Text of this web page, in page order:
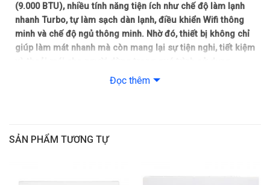
Chế độ gió: Điều khiển lên xuống tự động, trái phải tùy chỉnh
tay
Tiện ích
Tính năng: Chế độ ngủ ngon, Điều khiển bằng điện thoại qua
Kiểu lắp đặt: Treo tường
Kích thước dàn lạnh: 81.3cm x 28.9cm x 20.1cm (Ngang x cao
(9.000 BTU), nhiều tính năng tiện ích như chế độ làm lạnh
nhanh Turbo, tự làm sạch dàn lạnh, điều khiển Wifi thông
minh và chế độ ngủ thông minh. Nhờ đó, thiết bị không chỉ
giúp làm mát nhanh mà còn mang lại sự tiện nghi, tiết kiệm
Thiết kế treo tường tinh tế, dễ dàng lắp đặt
nhiều phong cách nội thất khác nhau từ hiện đại đến tối giản.
Kiểu dáng thanh lịch giúp thiết bị dễ dàng hòa hợp với không
kích thước gọn gàng còn giúp việc lắp đặt trở nên thuận tiện
Đọc thêm
SẢN PHẨM TƯƠNG TỰ